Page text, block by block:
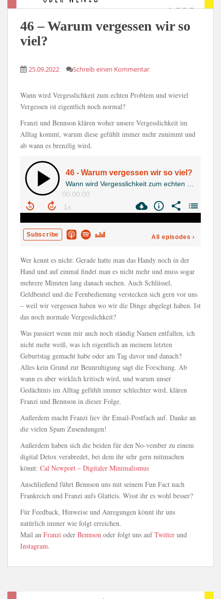
46 – Warum vergessen wir so
viel?
25.09.2022 Schreib einen Kommentar
Wann wird Vergesslichkeit zum echten Problem und wieviel
Vergessen ist eigentlich noch normal?
Franzi und Bennson klären woher unsere Vergesslichkeit im
Alltag kommt, warum diese gefühlt immer mehr zunimmt und
ab wann es brenzlig wird.
Wer kennt es nicht: Gerade hatte man das Handy noch in der
Hand und auf einmal findet man es nicht mehr und muss sogar
mehrere Minuten lang danach suchen. Auch Schlüssel,
Geldbeutel und die Fernbedienung verstecken sich gern vor uns
– weil wir vergessen haben wo wir die Dinge abgelegt haben. Ist
das noch normale Vergesslichkeit?
Was passiert wenn mir auch noch ständig Namen entfallen, ich
nicht mehr weiß, was ich eigentlich an meinem letzten
Geburtstag gemacht habe oder am Tag davor und danach?
Alles kein Grund zur Beunruhigung sagt die Forschung. Ab
wann es aber wirklich kritisch wird, und warum unser
Gedächtnis im Alltag gefühlt immer schlechter wird, klären
Franzi und Bennson in dieser Folge.
Außerdem macht Franzi liev ihr Email-Postfach auf. Danke an
die vielen Spam Zusendungen!
Außerdem haben sich die beiden für den No-vember zu einem
digital Detox verabredet, bei dem ihr sehr gern mitmachen
könnt: Cal Newport – Digitaler Minimalismus
Anschließend führt Bennson uns mit seinem Fun Fact nach
Frankreich und Franzi aufs Glatteis. Wisst ihr es wohl besser?
Für Feedback, Hinweise und Anregungen könnt ihr uns
natürlich immer wie folgt erreichen.
Mail an Franzi oder Bennson oder folgt uns aufTwitter und
Instagram.